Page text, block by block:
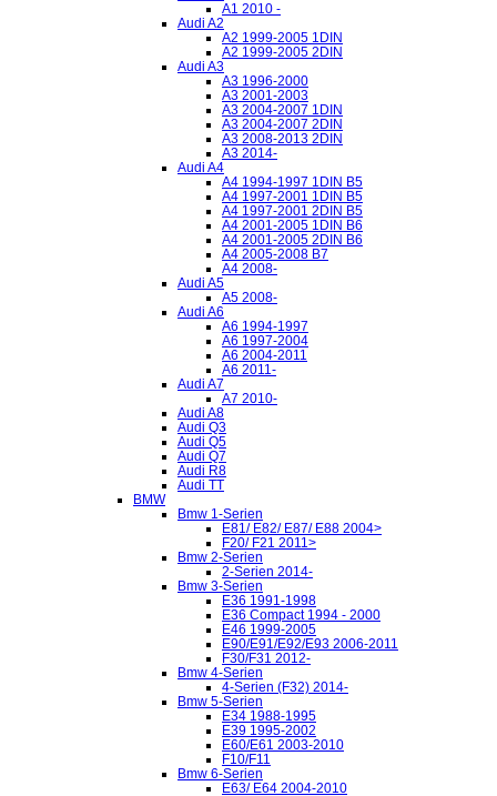
A1 2010 -
Audi A2
A2 1999-2005 1DIN
A2 1999-2005 2DIN
Audi A3
A3 1996-2000
A3 2001-2003
A3 2004-2007 1DIN
A3 2004-2007 2DIN
A3 2008-2013 2DIN
A3 2014-
Audi A4
A4 1994-1997 1DIN B5
A4 1997-2001 1DIN B5
A4 1997-2001 2DIN B5
A4 2001-2005 1DIN B6
A4 2001-2005 2DIN B6
A4 2005-2008 B7
A4 2008-
Audi A5
A5 2008-
Audi A6
A6 1994-1997
A6 1997-2004
A6 2004-2011
A6 2011-
Audi A7
A7 2010-
Audi A8
Audi Q3
Audi Q5
Audi Q7
Audi R8
Audi TT
BMW
Bmw 1-Serien
E81/ E82/ E87/ E88 2004>
F20/ F21 2011>
Bmw 2-Serien
2-Serien 2014-
Bmw 3-Serien
E36 1991-1998
E36 Compact 1994 - 2000
E46 1999-2005
E90/E91/E92/E93 2006-2011
F30/F31 2012-
Bmw 4-Serien
4-Serien (F32) 2014-
Bmw 5-Serien
E34 1988-1995
E39 1995-2002
E60/E61 2003-2010
F10/F11
Bmw 6-Serien
E63/ E64 2004-2010